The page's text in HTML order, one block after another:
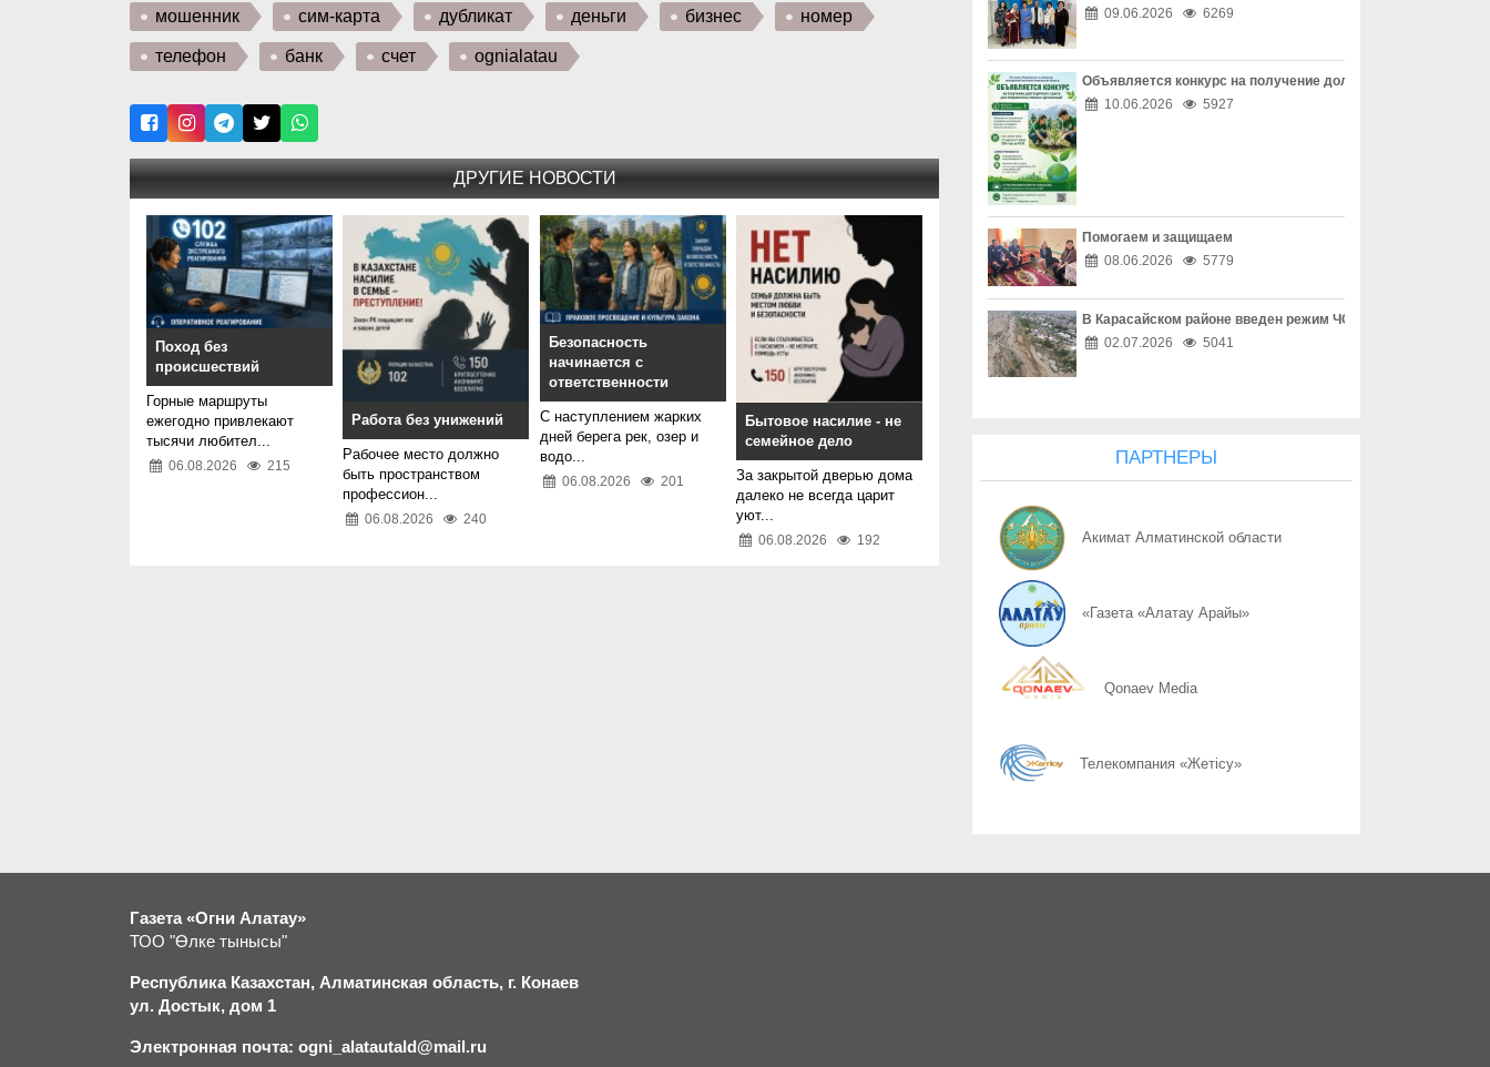
мошенник сим-карта дубликат деньги бизнес номер
телефон банк счет ognialatau
ДРУГИЕ НОВОСТИ
Поход без
происшествий
Горные маршруты
ежегодно привлекают
тысячи любител...
06.08.2026 215
Работа без унижений
Рабочее место должно
быть пространством
профессион...
06.08.2026 240
Безопасность
начинается с
ответственности
С наступлением жарких
дней берега рек, озер и
водо...
06.08.2026 201
Бытовое насилие - не
семейное дело
За закрытой дверью дома
далеко не всегда царит
уют...
06.08.2026 192
06.08 Борьба с наркоманией выходит на новый уровень
06.08 Наркотическая зависимость разрушает здоровье
06.08 Собственник обязан соблюдать законодательство
06.08 Опасный обгон – риск для каждого
06.08 Перекресток, где победила вежливость
06.08 Право собственности - основа доверия
06.08 Собственность начинается с уважения
06.08 Дроппер - не безобидный посредник
06.08
06.08
06.08 Радиоэкологический мониторинг приграничных территорий
09.06.2026
6269
Объявляется конкурс на получение долгосрочного гранта
10.06.2026
5927
Помогаем и защищаем
08.06.2026
5779
В Карасайском районе введен режим ЧС местного масштаба
02.07.2026
5041
ПАРТНЕРЫ
Акимат Алматинской области
«Газета «Алатау Арайы»
Qonaev Media
Телекомпания «Жетісу»
Газета «Огни Алатау»
ТОО "Өлке тынысы"
Республика Казахстан, Алматинская область, г. Конаев
ул. Достык, дом 1
Электронная почта: ogni_alatautald@mail.ru